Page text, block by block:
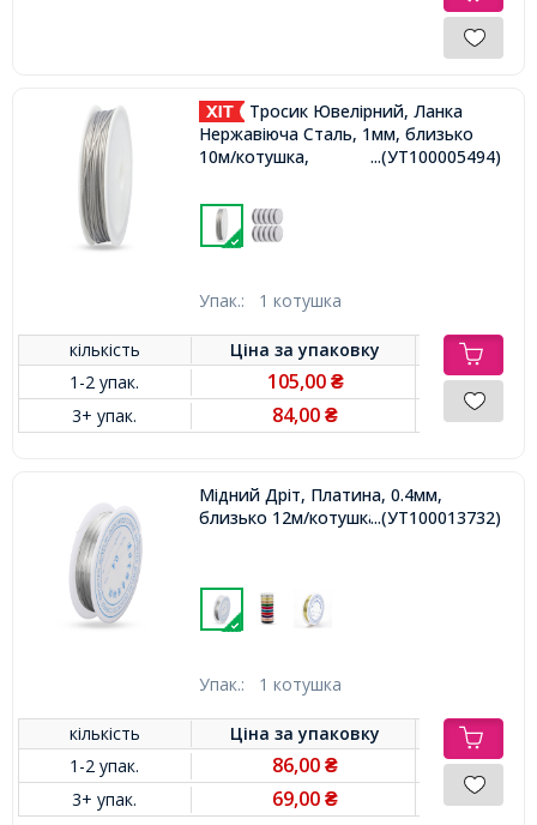
Тросик Ювелірний, Ланка
Нержавіюча Сталь, 1мм, близько
10м/котушка,
...(УТ100005494)
Упак.: 1 котушка
кількість Ціна заупаковку
1-2 упак.
105,00 ₴
3+ упак. 84,00₴
Мідний Дріт, Платина, 0.4мм,
близько 12м/котушка,...(УТ100013732)
Упак.: 1 котушка
кількість Ціна заупаковку
1-2 упак.
86,00₴
3+ упак. 69,00₴